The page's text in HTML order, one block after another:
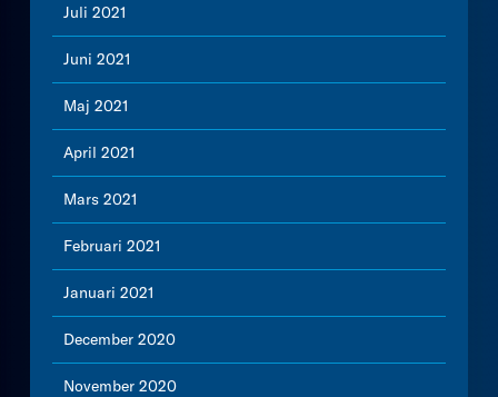
Juli 2021
Juni 2021
Maj 2021
April 2021
Mars 2021
Februari 2021
Januari 2021
December 2020
November 2020